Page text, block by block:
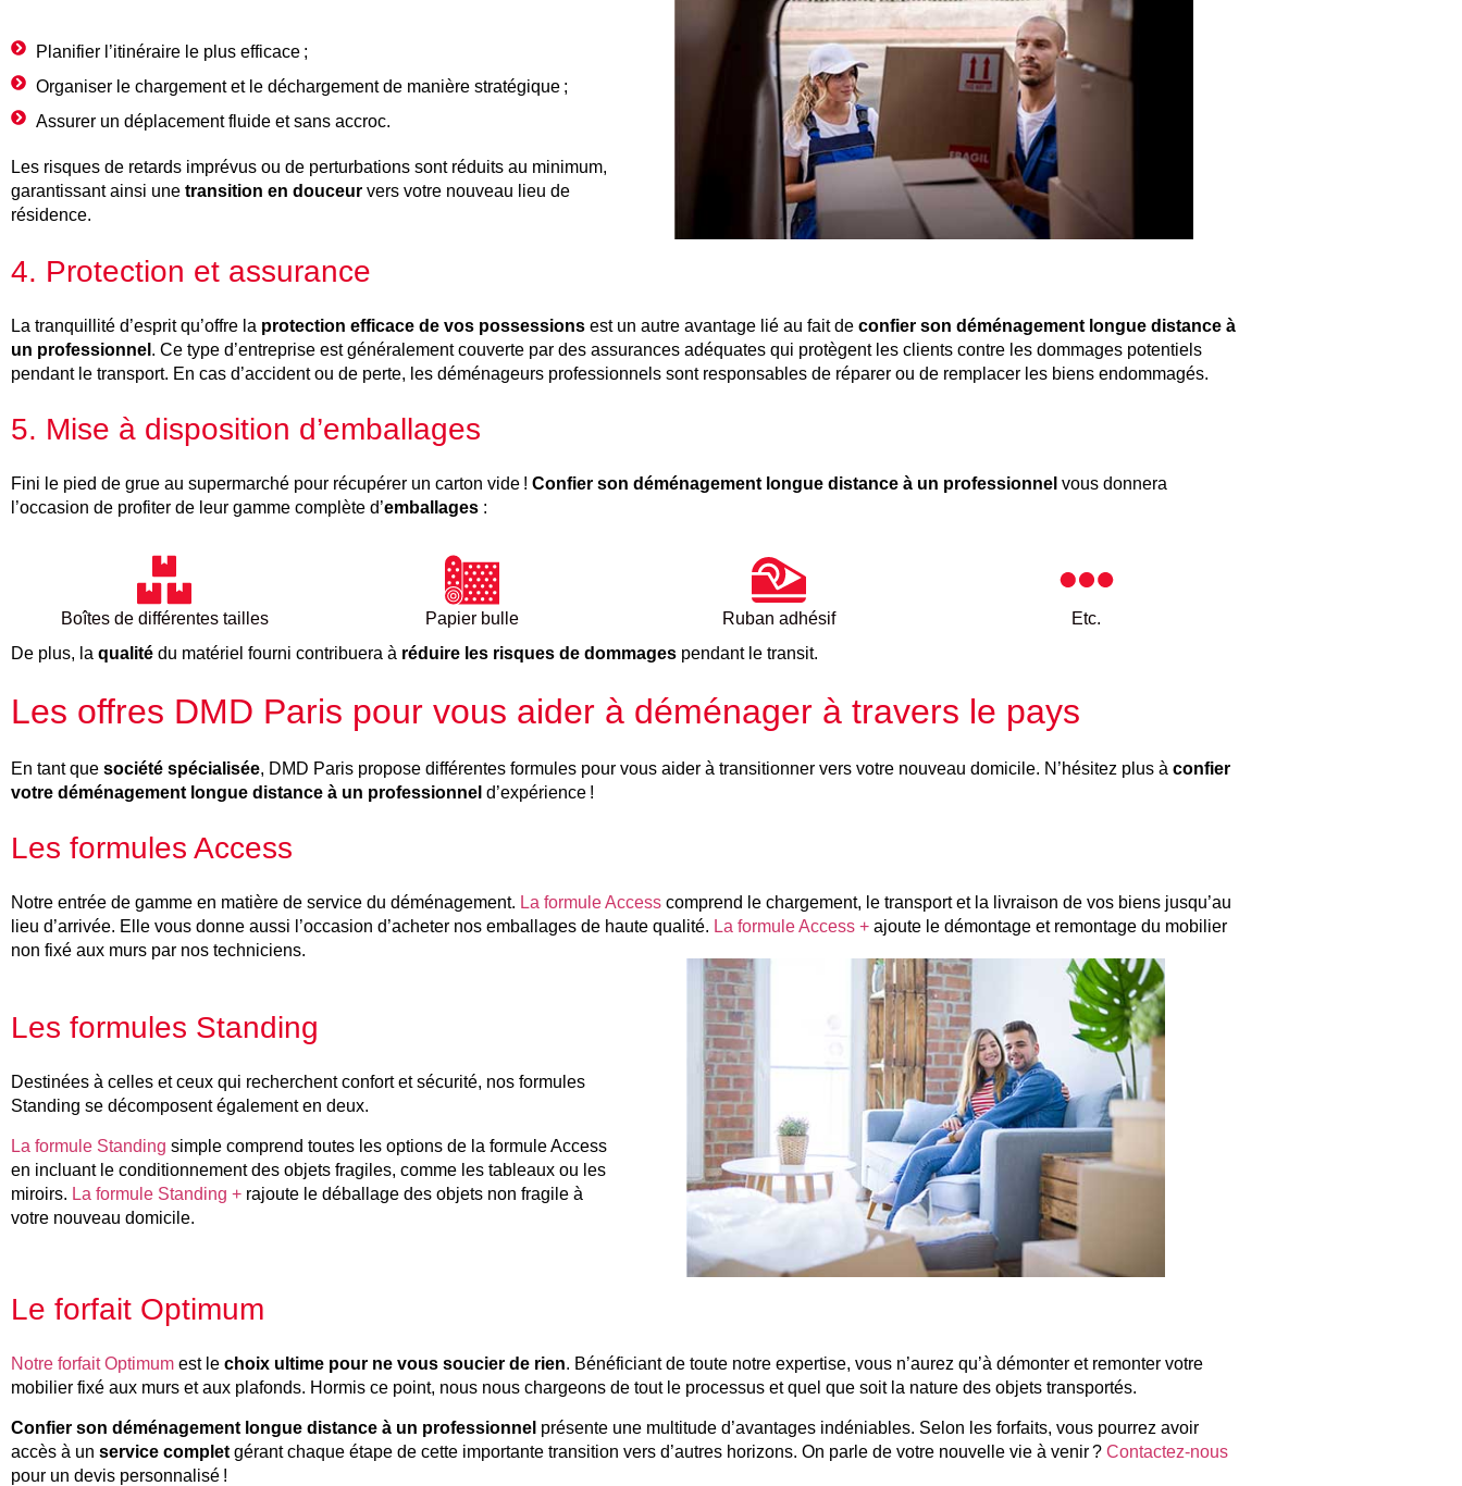
Planifier l’itinéraire le plus efficace ;
Organiser le chargement et le déchargement de manière stratégique ;
Assurer un déplacement fluide et sans accroc.
Les risques de retards imprévus ou de perturbations sont réduits au minimum,
garantissant ainsi une transition en douceur vers votre nouveau lieu de
résidence.
4. Protection et assurance
La tranquillité d’esprit qu’offre la protection efficace de vos possessions est un autre avantage lié au fait de confier son déménagement longue distance à
un professionnel . Ce type d’entreprise est généralement couverte par des assurances adéquates qui protègent les clients contre les dommages potentiels
pendant le transport. En cas d’accident ou de perte, les déménageurs professionnels sont responsables de réparer ou de remplacer les biens endommagés.
5. Mise à disposition d’emballages
Fini le pied de grue au supermarché pour récupérer un carton vide ! Confier son déménagement longue distance à un professionnel vous donnera
l’occasion de profiter de leur gamme complète d’emballages :
Boîtes de différentes tailles Papier bulle Ruban adhésif
Etc.
De plus, la qualité du matériel fourni contribuera à réduire les risques de dommages pendant le transit.
Les offres DMD Paris pour vous aider à déménager à travers le pays
En tant que société spécialisée, DMD Paris propose différentes formules pour vous aider à transitionner vers votre nouveau domicile. N’hésitez plus à confier
votre déménagement longue distance à un professionnel d’expérience !
Les formules Access
Notre entrée de gamme en matière de service du déménagement. La formule Access comprend le chargement, le transport et la livraison de vos biens jusqu’au
lieu d’arrivée. Elle vous donne aussi l’occasion d’acheter nos emballages de haute qualité. La formule Access + ajoute le démontage et remontage du mobilier
non fixé aux murs par nos techniciens.
Les formules Standing
Destinées à celles et ceux qui recherchent confort et sécurité, nos formules
Standing se décomposent également en deux.
La formule Standing simple comprend toutes les options de la formule Access
en incluant le conditionnement des objets fragiles, comme les tableaux ou les
miroirs. La formule Standing + rajoute le déballage des objets non fragile à
votre nouveau domicile.
Le forfait Optimum
Notre forfait Optimum est le choix ultime pour ne vous soucier de rien. Bénéficiant de toute notre expertise, vous n’aurez qu’à démonter et remonter votre
mobilier fixé aux murs et aux plafonds. Hormis ce point, nous nous chargeons de tout le processus et quel que soit la nature des objets transportés.
Confier son déménagement longue distance à un professionnel présente une multitude d’avantages indéniables. Selon les forfaits, vous pourrez avoir
accès à un service complet gérant chaque étape de cette importante transition vers d’autres horizons. On parle de votre nouvelle vie à venir ? Contactez-nous
pour un devis personnalisé !